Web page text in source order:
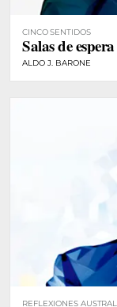
CINCO SENTIDOS
Salas de espera
ALDO J. BARONE
REFLEXIONES